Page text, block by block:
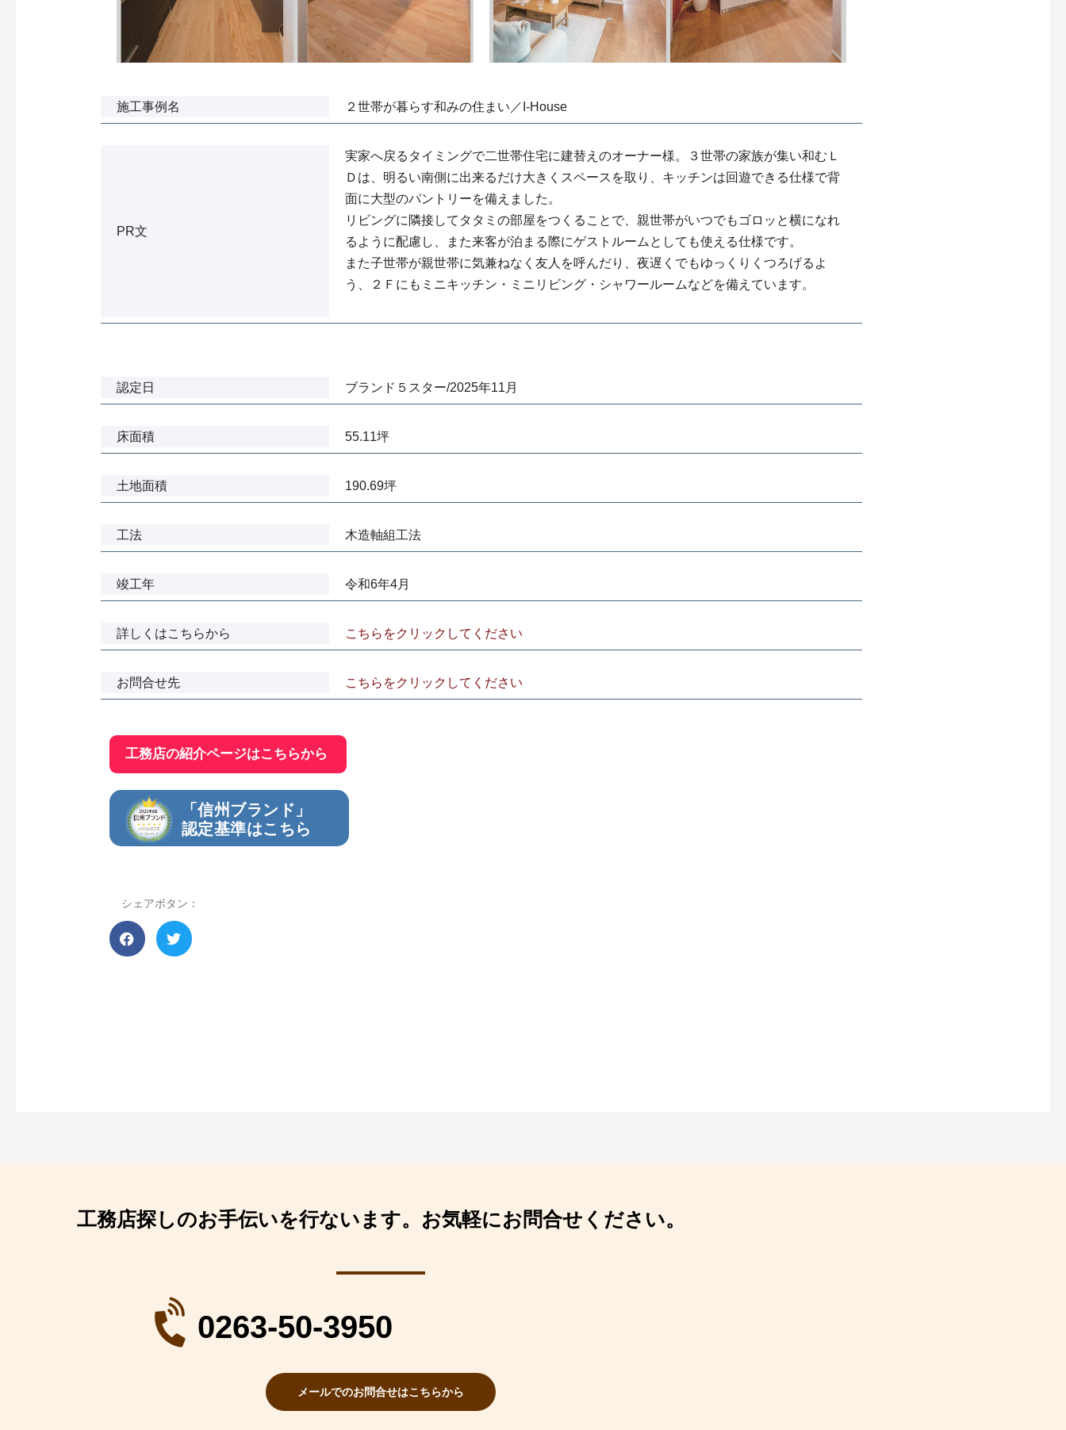
施工事例名 ２世帯が暮らす和みの住まい／I-House
PR文
実家へ戻るタイミングで二世帯住宅に建替えのオーナー様。３世帯の家族が集い和むＬ
Ｄは、明るい南側に出来るだけ大きくスペースを取り、キッチンは回遊できる仕様で背
面に大型のパントリーを備えました。
リビングに隣接してタタミの部屋をつくることで、親世帯がいつでもゴロッと横になれ
るように配慮し、また来客が泊まる際にゲストルームとしても使える仕様です。
また子世帯が親世帯に気兼ねなく友人を呼んだり、夜遅くでもゆっくりくつろげるよ
う、２Ｆにもミニキッチン・ミニリビング・シャワールームなどを備えています。
認定日 ブランド５スター/2025年11月
床面積 55.11坪
土地面積 190.69坪
工法 木造軸組工法
竣工年 令和6年4月
詳しくはこちらから こちらをクリックしてください
お問合せ先 こちらをクリックしてください
工務店の紹介ページはこちらから
「信州ブランド」
認定基準はこちら
シェアボタン：
工務店探しのお手伝いを行ないます。 お気軽にお問合せください。
0263-50-3950
メールでのお問合せはこちらから